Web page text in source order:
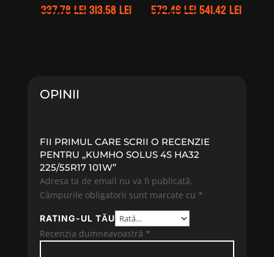
337.78leiPrețul
313.58leiPrețul572.46leiPrețul
541.42leiPrețul
OPINII
FII PRIMUL CARE SCRII O RECENZIE
PENTRU „KUMHO SOLUS 4S HA32
225/55R17 101W”
Adresa ta de email nu va fi publicată.
Câmpurile obligatorii sunt marcate cu *
RATING-UL TĂU
Recenzia dumneavoastră *